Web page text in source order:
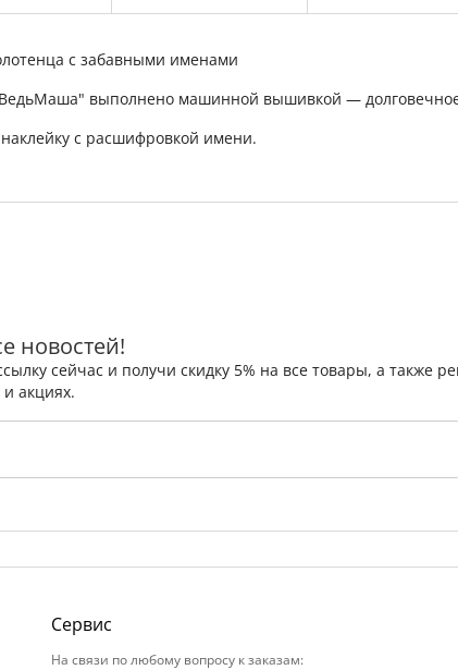
с забавными именами
выполнено машинной вышивкой —
с расшифровкой имени.
новостей!
сейчас и получи скидку 5% на все товары, а также
и акциях.
Сервис
На связи по любому вопросу к заказам: